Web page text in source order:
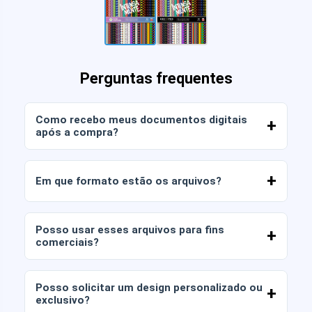
Perguntas frequentes
Como recebo meus documentos digitais
após a compra?
conta ou através do link enviado para o seu e-
Em que formato estão os arquivos?
DPI). Alguns pacotes também incluem arquivos
AI ou PDF.
Posso usar esses arquivos para fins
comerciais?
revenda os arquivos tal como estão (sem
modificações).
Posso solicitar um design personalizado ou
exclusivo?